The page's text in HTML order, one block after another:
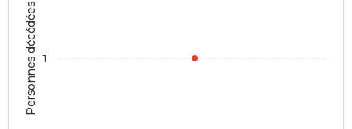
Personnes décédées 1